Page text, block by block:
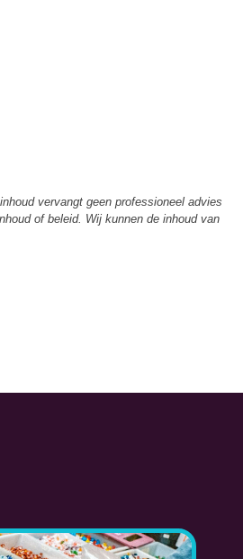
vervangt geen professioneel advies
of beleid. Wij kunnen de inhoud van